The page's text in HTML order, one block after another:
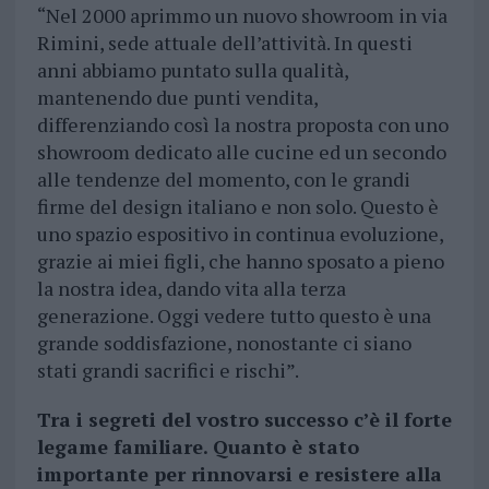
“Nel 2000 aprimmo un nuovo showroom in via
Rimini, sede attuale dell’attività. In questi
anni abbiamo puntato sulla qualità,
mantenendo due punti vendita,
differenziando così la nostra proposta con uno
showroom dedicato alle cucine ed un secondo
alle tendenze del momento, con le grandi
firme del design italiano e non solo. Questo è
uno spazio espositivo in continua evoluzione,
grazie ai miei figli, che hanno sposato a pieno
la nostra idea, dando vita alla terza
generazione. Oggi vedere tutto questo è una
grande soddisfazione, nonostante ci siano
stati grandi sacrifici e rischi”.
Tra i segreti del vostro successo c’è il forte
legame familiare. Quanto è stato
importante per rinnovarsi e resistere alla